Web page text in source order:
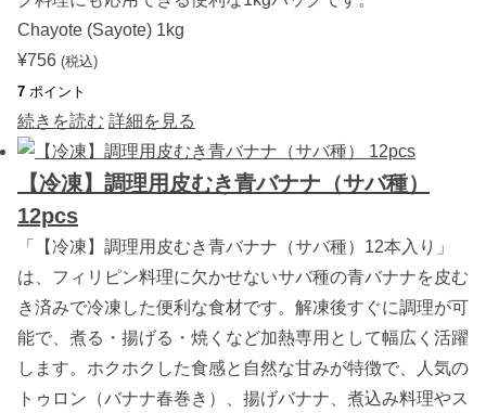
Chayote (Sayote) 1kg
¥756 (税込)
7 ポイント
続きを読む 詳細を見る
【冷凍】調理用皮むき青バナナ（サバ種）
12pcs
「【冷凍】調理用皮むき青バナナ（サバ種）12本入り」
は、フィリピン料理に欠かせないサバ種の青バナナを皮む
き済みで冷凍した便利な食材です。解凍後すぐに調理が可
能で、煮る・揚げる・焼くなど加熱専用として幅広く活躍
します。ホクホクした食感と自然な甘みが特徴で、人気の
トゥロン（バナナ春巻き）、揚げバナナ、煮込み料理やス